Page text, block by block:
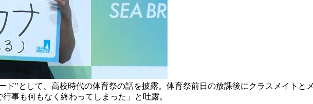
ド"として、高校時代の体育祭の話を披露。体育祭前日の放課後にクラスメイトと
事も何もなく終わってしまった」と吐露。